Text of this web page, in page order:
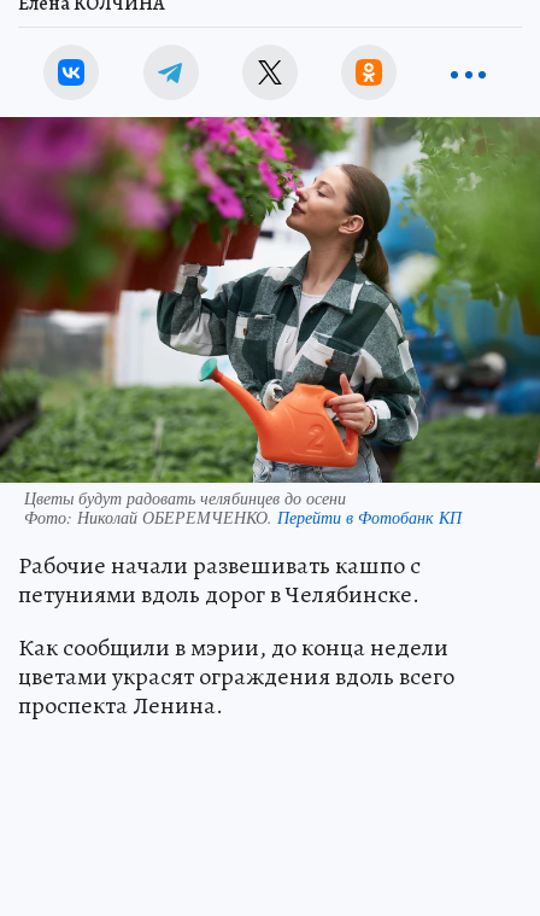
Цветы будут радовать челябинцев до осени
Фото: Николай ОБЕРЕМЧЕНКО. Перейти в Фотобанк КП
Рабочие начали развешивать кашпо с
петуниями вдоль дорог в Челябинске.
Как сообщили в мэрии, до конца недели
цветами украсят ограждения вдоль всего
проспекта Ленина.